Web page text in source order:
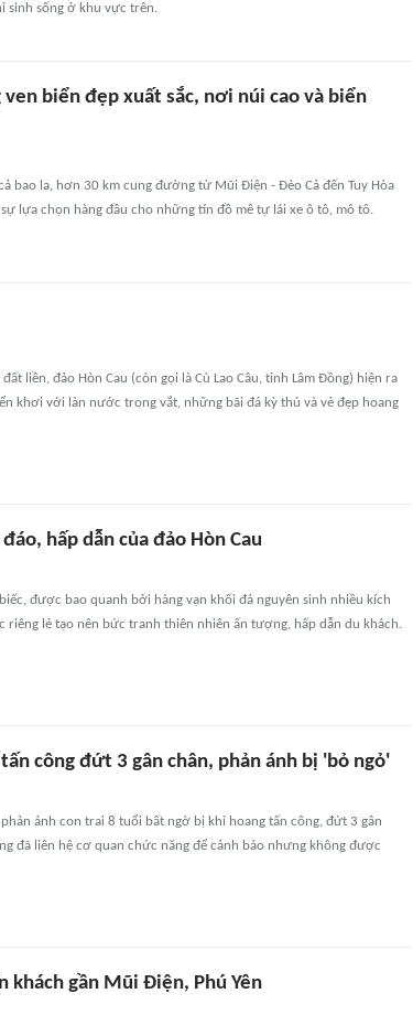
sinh sống ở khu vực trên.
biển đẹp xuất sắc, nơi núi cao và biển
bao la, hơn 30 km cung đường từ Mũi Điện - Đèo Cả đến Tuy Hòa
lựa chọn hàng đầu cho những tín đồ mê tự lái xe ô tô, mô tô.
liền, đảo Hòn Cau (còn gọi là Cù Lao Câu, tỉnh Lâm Đồng) hiện ra
khơi với làn nước trong vắt, những bãi đá kỳ thú và vẻ đẹp hoang
hấp dẫn của đảo Hòn Cau
được bao quanh bởi hàng vạn khối đá nguyên sinh nhiều kích
riêng lẻ tạo nên bức tranh thiên nhiên ấn tượng, hấp dẫn du khách.
công đứt 3 gân chân, phản ánh bị 'bỏ ngỏ'
ánh con trai 8 tuổi bất ngờ bị khỉ hoang tấn công, đứt 3 gân
đã liên hệ cơ quan chức năng để cảnh báo nhưng không được
khách gần Mũi Điện, Phú Yên